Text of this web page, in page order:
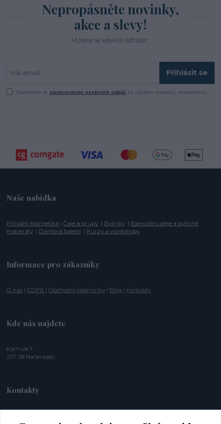
Nepropásněte novinky,
akce a slevy!
Můžete se kdykoli odhlásit.
Přihlásit se
Souhlasím se zpracováním osobních údajů za účelem rozesílky newsletteru.
Naše nabídka
Přírodní kosmetika |Čaje a sirupy | Bylinky | Esenciální oleje a bylinné
maceráty | Dárková balení | Kurzy a workshopy
Informace pro zákazníky
O nás |GDPR |Obchodní podmínky | Blog | Kontakty
Kde nás najdete
Karhule 1,
257 08 Načeradec
Kontakty